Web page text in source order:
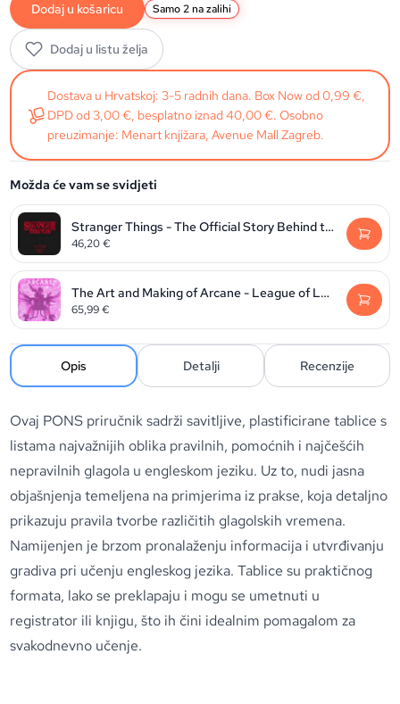
Dodaj u košaricu Samo 2 na zalihi
Dodaj u listu želja
Dostava u Hrvatskoj: 3-5 radnih dana. Box Now od 0,99 €,
DPD od 3,00 €, besplatno iznad 40,00 €. Osobno
preuzimanje: Menart knjižara, Avenue Mall Zagreb.
Možda će vam se svidjeti
Stranger Things - The Official Story Behind the Legendary Series
46,20€
The Art and Making of Arcane - League of Legends
65,99€
Opis Detalji Recenzije
Ovaj PONS priručnik sadrži savitljive, plastificirane tablice s
listama najvažnijih oblika pravilnih, pomoćnih i najčešćih
nepravilnih glagola u engleskom jeziku. Uz to, nudi jasna
objašnjenja temeljena na primjerima iz prakse, koja detaljno
prikazuju pravila tvorbe različitih glagolskih vremena.
Namijenjen je brzom pronalaženju informacija i utvrđivanju
gradiva pri učenju engleskog jezika. Tablice su praktičnog
formata, lako se preklapaju i mogu se umetnuti u
registrator ili knjigu, što ih čini idealnim pomagalom za
svakodnevno učenje.